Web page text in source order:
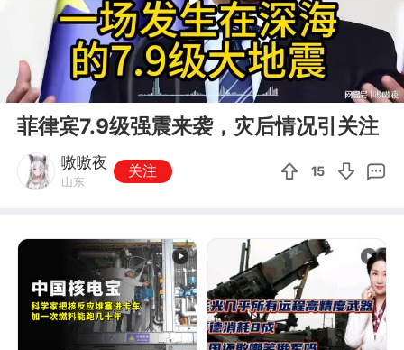
00:00
菲律宾7.9级强震来袭，灾后情况引关注
嗷嗷夜
山东
关注 15